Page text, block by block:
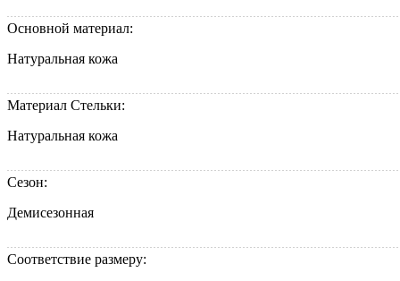
Основной материал:
Натуральная кожа
Материал Стельки:
Натуральная кожа
Сезон:
Демисезонная
Соответствие размеру: